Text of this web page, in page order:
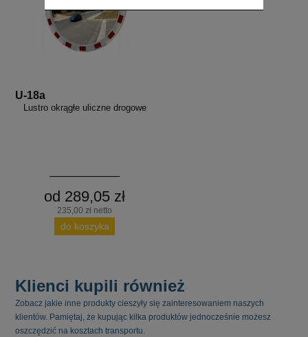
U-18a
Lustro okrągłe uliczne drogowe
od 289,05 zł
235,00 zł netto
do koszyka
Klienci kupili również
Zobacz jakie inne produkty cieszyły się zainteresowaniem naszych
klientów. Pamiętaj, że kupując kilka produktów jednocześnie możesz
oszczędzić na kosztach transportu.